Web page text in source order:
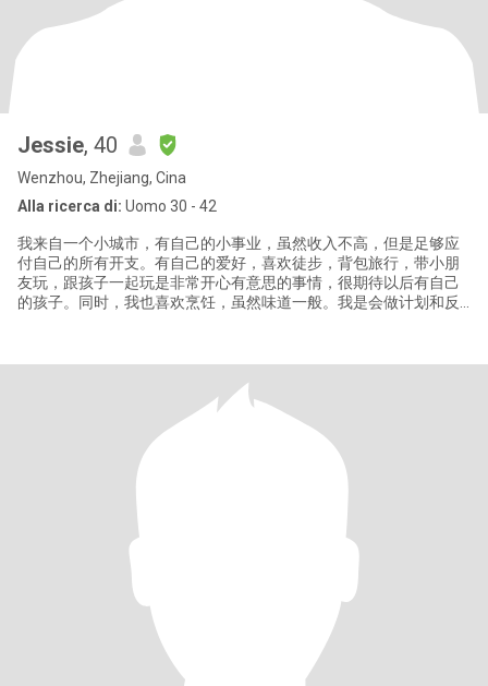
Jessie, 40
Wenzhou, Zhejiang, Cina
Alla ricerca di: Uomo 30 - 42
我来自一个小城市，有自己的小事业，虽然收入不高，但是足够应
付自己的所有开支。有自己的爱好，喜欢徒步，背包旅行，带小朋
友玩，跟孩子一起玩是非常开心有意思的事情，很期待以后有自己
的孩子。同时，我也喜欢烹饪，虽然味道一般。我是会做计划和反